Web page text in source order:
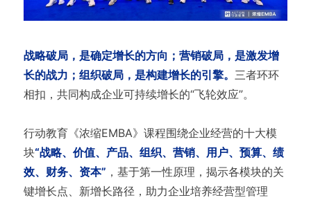
战略破局，是确定增长的方向；营销破局，是激发增
长的战力；组织破局，是构建增长的引擎。 三者环环
相扣，共同构成企业可持续增长的“飞轮效应”。
行动教育《浓缩EMBA》课程围绕企业经营的十大模
块“战略、价值、产品、组织、营销、用户、预算、绩
效、财务、资本” ，基于第一性原理，揭示各模块的关
键增长点、新增长路径，助力企业培养经营型管理